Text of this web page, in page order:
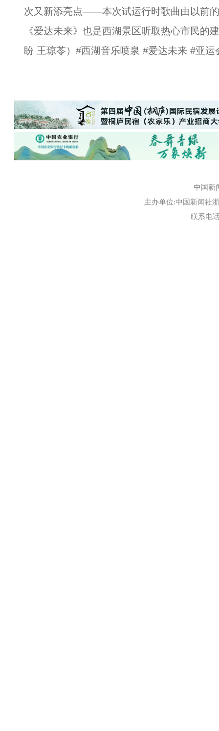
次又新添亮点——本次试运行时歌曲由以前
《爱达未来》也是西湖景区听取热心市民的
盼 王琼苓）#西湖音乐喷泉 #爱达未来 #亚运
中国新
主办单位:中国新闻社
联系电